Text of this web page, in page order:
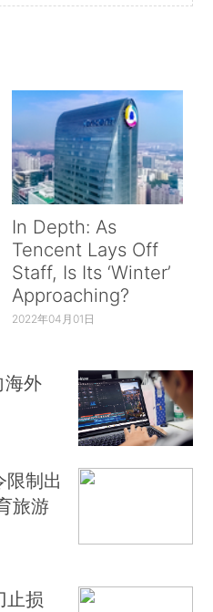
In Depth: As
Tencent Lays Off
Staff, Is Its ‘Winter’
Approaching?
2022年04月01日
海外
限制出
旅游
止损